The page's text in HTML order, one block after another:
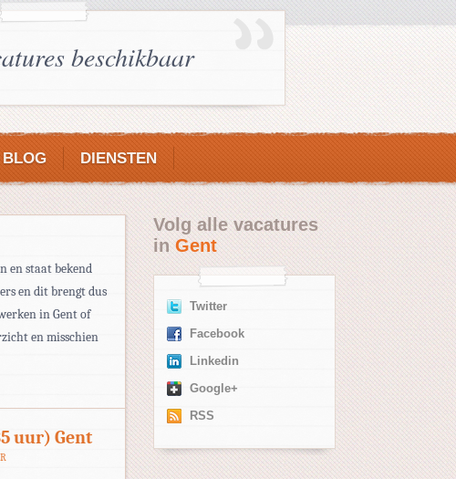
beschikbaar
BLOG DIENSTEN
en staat bekend
en dit brengt dus
in Gent of
en misschien
uur) Gent
Volg alle vacatures
inGent
Twitter
Facebook
Linkedin
Google+
RSS